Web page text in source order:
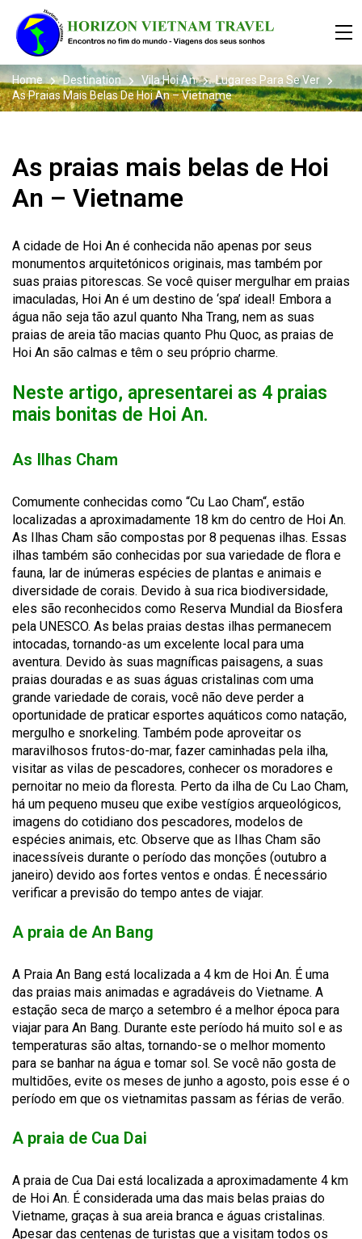
Home Destination Vila Hoi An
Lugares Para Se Ver
As Praias Mais Belas De Hoi An – Vietname
As praias mais belas de Hoi
An – Vietname
A cidade de Hoi An é conhecida não apenas por seus
monumentos arquitetónicos originais, mas também por
suas praias pitorescas. Se você quiser mergulhar em praias
imaculadas, Hoi An é um destino de ‘spa’ ideal! Embora a
água não seja tão azul quanto Nha Trang, nem as suas
praias de areia tão macias quanto Phu Quoc, as praias de
Hoi An são calmas e têm o seu próprio charme.
Neste artigo, apresentarei as 4 praias
mais bonitas de Hoi An.
As Ilhas Cham
Comumente conhecidas como “Cu Lao Cham“, estão
localizadas a aproximadamente 18 km do centro de Hoi An.
As Ilhas Cham são compostas por 8 pequenas ilhas. Essas
ilhas também são conhecidas por sua variedade de flora e
fauna, lar de inúmeras espécies de plantas e animais e
diversidade de corais. Devido à sua rica biodiversidade,
eles são reconhecidos como Reserva Mundial da Biosfera
pela UNESCO. As belas praias destas ilhas permanecem
intocadas, tornando-as um excelente local para uma
aventura. Devido às suas magníficas paisagens, a suas
praias douradas e as suas águas cristalinas com uma
grande variedade de corais, você não deve perder a
oportunidade de praticar esportes aquáticos como natação,
mergulho e snorkeling. Também pode aproveitar os
maravilhosos frutos-do-mar, fazer caminhadas pela ilha,
visitar as vilas de pescadores, conhecer os moradores e
pernoitar no meio da floresta. Perto da ilha de Cu Lao Cham,
há um pequeno museu que exibe vestígios arqueológicos,
imagens do cotidiano dos pescadores, modelos de
espécies animais, etc. Observe que as Ilhas Cham são
inacessíveis durante o período das monções (outubro a
janeiro) devido aos fortes ventos e ondas. É necessário
verificar a previsão do tempo antes de viajar.
A praia de An Bang
A Praia An Bang está localizada a 4 km de Hoi An. É uma
das praias mais animadas e agradáveis ​​do Vietname. A
estação seca de março a setembro é a melhor época para
viajar para An Bang. Durante este período há muito sol e as
temperaturas são altas, tornando-se o melhor momento
para se banhar na água e tomar sol. Se você não gosta de
multidões, evite os meses de junho a agosto, pois esse é o
período em que os vietnamitas passam as férias de verão.
A praia de Cua Dai
A praia de Cua Dai está localizada a aproximadamente 4 km
de Hoi An. É considerada uma das mais belas praias do
Vietname, graças à sua areia branca e águas cristalinas.
Apesar das centenas de turistas que a visitam todos os